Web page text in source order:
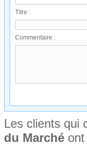
Titre :
Commentaire :
Les clients qui
du Marché